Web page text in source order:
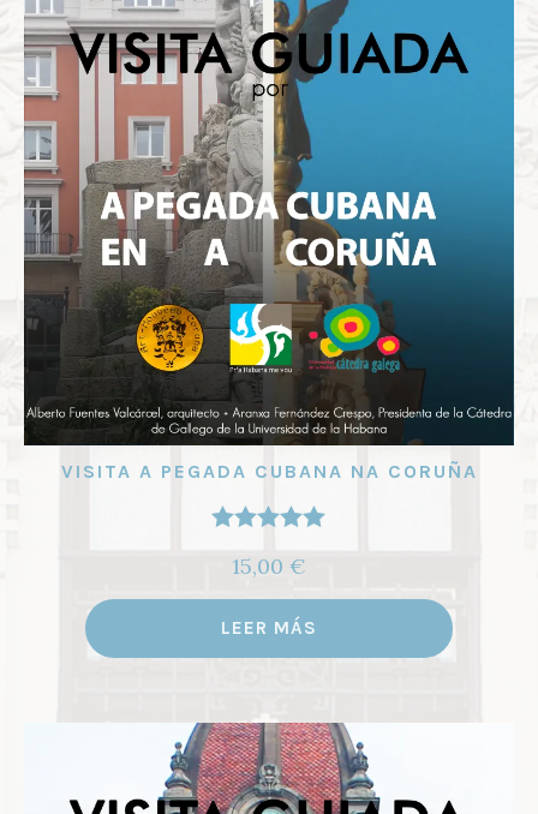
VISITA A PEGADA CUBANA NA CORUÑA
con5.00
5
15,00 €
LEER MÁS